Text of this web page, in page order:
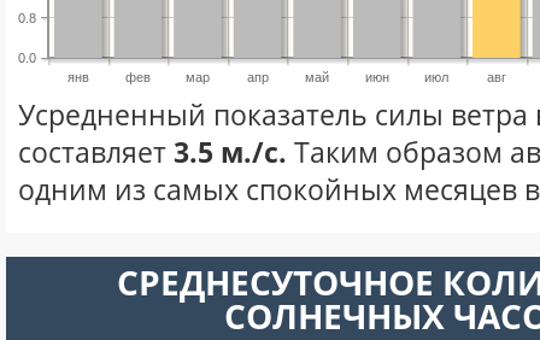
янв фев мар апр май июн июл авг
0.0
0.8
Усредненный показатель силы ветра
составляет3.5 м./с. Таким образом
одним из самых спокойных месяцев
СРЕДНЕСУТОЧНОЕ
СОЛНЕЧНЫХ